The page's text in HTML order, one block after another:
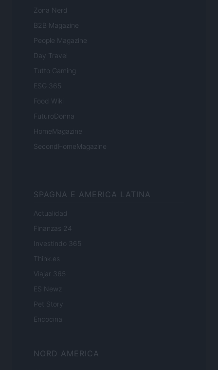
Zona Nerd
B2B Magazine
People Magazine
Day Travel
Tutto Gaming
ESG 365
Food Wiki
FuturoDonna
HomeMagazine
SecondHomeMagazine
SPAGNA E AMERICA LATINA
Actualidad
Finanzas 24
Investindo 365
Think.es
Viajar 365
ES Newz
Pet Story
Encocina
NORD AMERICA